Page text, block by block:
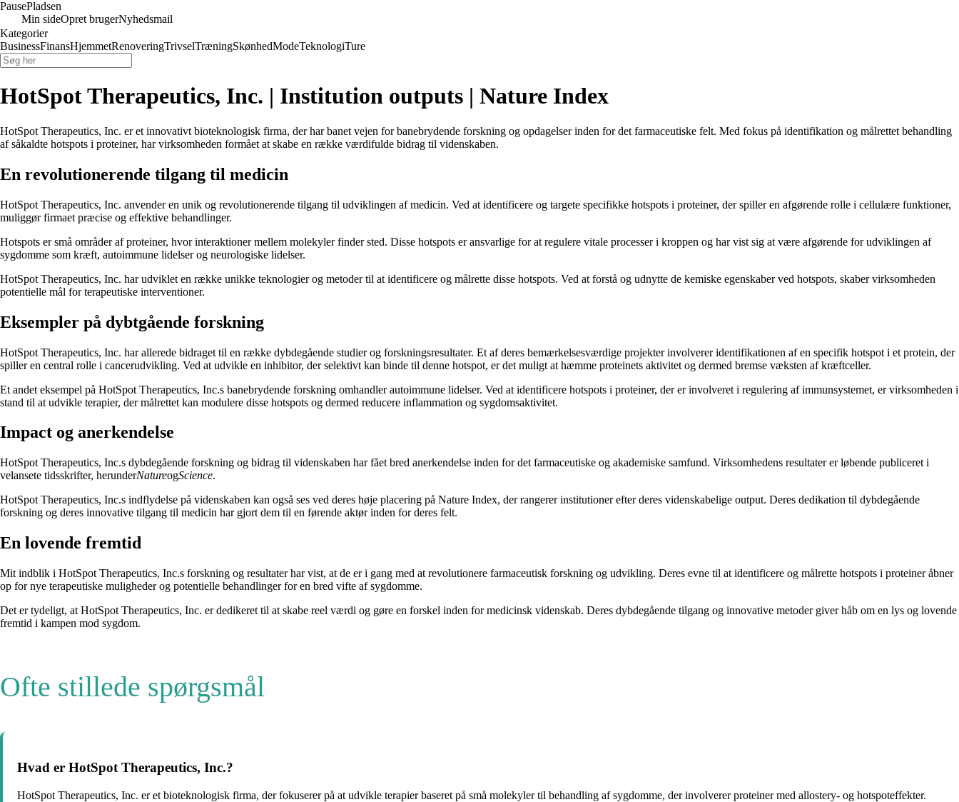
PausePladsen
Min sideOpret brugerNyhedsmail
Kategorier
BusinessFinansHjemmetRenoveringTrivselTræningSkønhedModeTeknologiTure
HotSpot Therapeutics, Inc. | Institution outputs | Nature Index
HotSpot Therapeutics, Inc. er et innovativt bioteknologisk firma, der har banet vejen for banebrydende forskning og opdagelser inden for det farmaceutiske felt. Med fokus på identifikation og målrettet behandling
af såkaldte hotspots i proteiner, har virksomheden formået at skabe en række værdifulde bidrag til videnskaben.
En revolutionerende tilgang til medicin
HotSpot Therapeutics, Inc. anvender en unik og revolutionerende tilgang til udviklingen af medicin. Ved at identificere og targete specifikke hotspots i proteiner, der spiller en afgørende rolle i cellulære funktioner,
muliggør firmaet præcise og effektive behandlinger.
Hotspots er små områder af proteiner, hvor interaktioner mellem molekyler finder sted. Disse hotspots er ansvarlige for at regulere vitale processer i kroppen og har vist sig at være afgørende for udviklingen af
sygdomme som kræft, autoimmune lidelser og neurologiske lidelser.
HotSpot Therapeutics, Inc. har udviklet en række unikke teknologier og metoder til at identificere og målrette disse hotspots. Ved at forstå og udnytte de kemiske egenskaber ved hotspots, skaber virksomheden
potentielle mål for terapeutiske interventioner.
Eksempler på dybtgående forskning
HotSpot Therapeutics, Inc. har allerede bidraget til en række dybdegående studier og forskningsresultater. Et af deres bemærkelsesværdige projekter involverer identifikationen af en specifik hotspot i et protein, der
spiller en central rolle i cancerudvikling. Ved at udvikle en inhibitor, der selektivt kan binde til denne hotspot, er det muligt at hæmme proteinets aktivitet og dermed bremse væksten af kræftceller.
Et andet eksempel på HotSpot Therapeutics, Inc.s banebrydende forskning omhandler autoimmune lidelser. Ved at identificere hotspots i proteiner, der er involveret i regulering af immunsystemet, er virksomheden i
stand til at udvikle terapier, der målrettet kan modulere disse hotspots og dermed reducere inflammation og sygdomsaktivitet.
Impact og anerkendelse
HotSpot Therapeutics, Inc.s dybdegående forskning og bidrag til videnskaben har fået bred anerkendelse inden for det farmaceutiske og akademiske samfund. Virksomhedens resultater er løbende publiceret i
velansete tidsskrifter, herunderNatureogScience.
HotSpot Therapeutics, Inc.s indflydelse på videnskaben kan også ses ved deres høje placering på Nature Index, der rangerer institutioner efter deres videnskabelige output. Deres dedikation til dybdegående
forskning og deres innovative tilgang til medicin har gjort dem til en førende aktør inden for deres felt.
En lovende fremtid
Mit indblik i HotSpot Therapeutics, Inc.s forskning og resultater har vist, at de er i gang med at revolutionere farmaceutisk forskning og udvikling. Deres evne til at identificere og målrette hotspots i proteiner åbner
op for nye terapeutiske muligheder og potentielle behandlinger for en bred vifte af sygdomme.
Det er tydeligt, at HotSpot Therapeutics, Inc. er dedikeret til at skabe reel værdi og gøre en forskel inden for medicinsk videnskab. Deres dybdegående tilgang og innovative metoder giver håb om en lys og lovende
fremtid i kampen mod sygdom.
Ofte stillede spørgsmål
Hvad er HotSpot Therapeutics, Inc.?
HotSpot Therapeutics, Inc. er et bioteknologisk firma, der fokuserer på at udvikle terapier baseret på små molekyler til behandling af sygdomme, der involverer proteiner med allostery- og hotspoteffekter.